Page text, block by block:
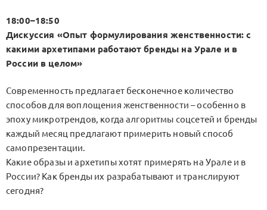
18:00–18:50
Дискуссия «Опыт формулирования женственности: с
какими архетипами работают бренды на Урале и в
России в целом»
Современность предлагает бесконечное количество
способов для воплощения женственности – особенно в
эпоху микротрендов, когда алгоритмы соцсетей и бренды
каждый месяц предлагают примерить новый способ
самопрезентации.
Какие образы и архетипы хотят примерять на Урале и в
России? Как бренды их разрабатывают и транслируют
сегодня?